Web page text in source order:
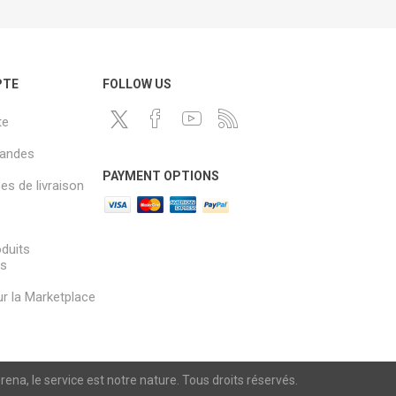
de livraison
la Marketplace
FOLLOW US
PAYMENT OPTIONS
le service est notre nature. Tous droits réservés.